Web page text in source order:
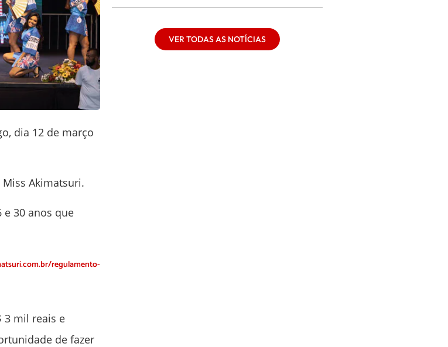
dia 12 de março
Miss Akimatsuri.
30 anos que
regulamento-
3 mil reais e
de fazer
VER TODAS AS NOTÍCIAS